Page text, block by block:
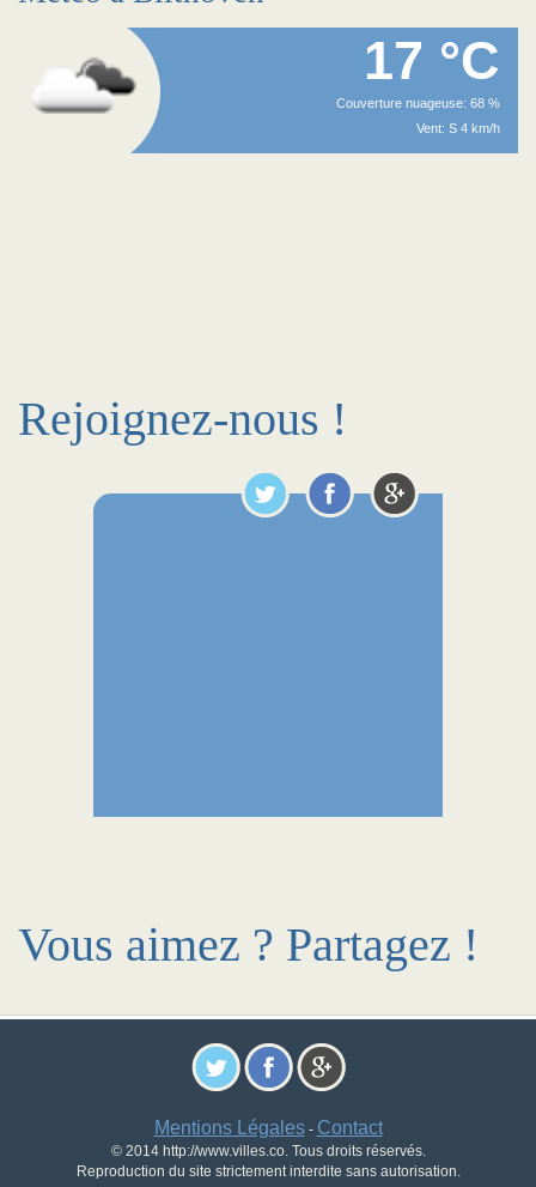
17 °C
Couverture nuageuse: 68 %
Vent: S 4 km/h
Rejoignez-nous !
Vous aimez ? Partagez !
Mentions Légales- Contact
© 2014 http://www.villes.co. Tous droits réservés.
Reproduction du site strictement interdite sans autorisation.